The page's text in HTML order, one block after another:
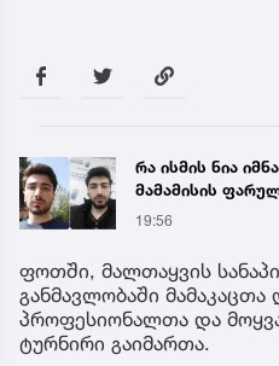
რა ისმის ნია
მამამისის
ჩანაწერიდან -
19:56
ფოთში, მალთაყვის
განმავლობაში
პროფესიონალთა და
ტურნირი გაიმართა.